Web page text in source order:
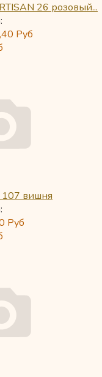
26 розовый...
Руб
вишня
Руб